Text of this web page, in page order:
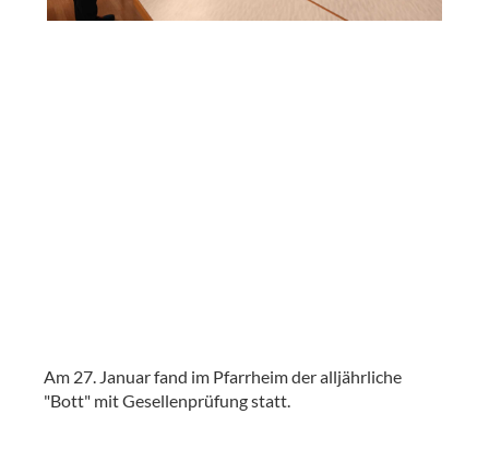
Am 27. Januar fand im Pfarrheim der alljährliche
"Bott" mit Gesellenprüfung statt.